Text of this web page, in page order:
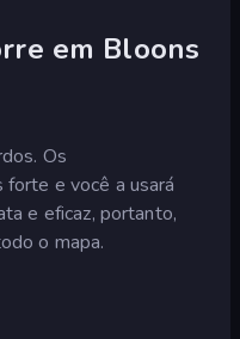
em Bloons
Os
e você a usará
e eficaz, portanto,
o mapa.